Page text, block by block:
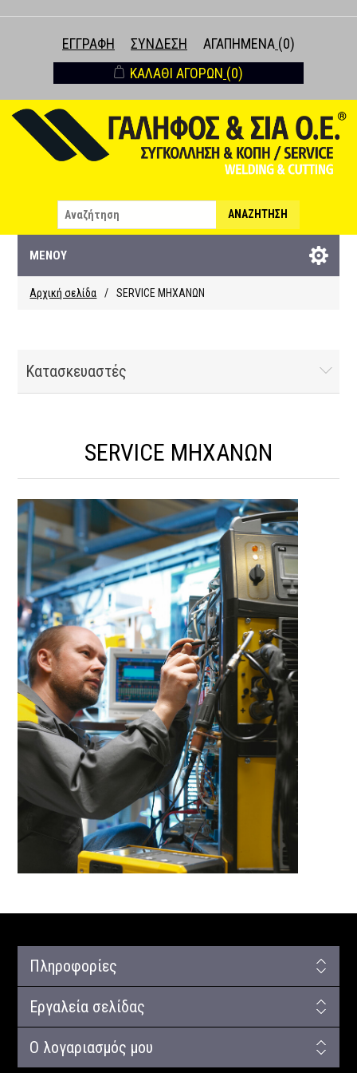
ΕΓΓΡΑΦΉ ΣΎΝΔΕΣΗ ΑΓΑΠΗΜΈΝΑ (0)
ΚΑΛΆΘΙ ΑΓΟΡΏΝ (0)
ΑΝΑΖΉΤΗΣΗ
ΜΕΝΟΎ
Αρχική σελίδα / SERVICE ΜΗΧΑΝΩΝ
Κατασκευαστές
SERVICE ΜΗΧΑΝΩΝ
Πληροφορίες
Εργαλεία σελίδας
Ο λογαριασμός μου